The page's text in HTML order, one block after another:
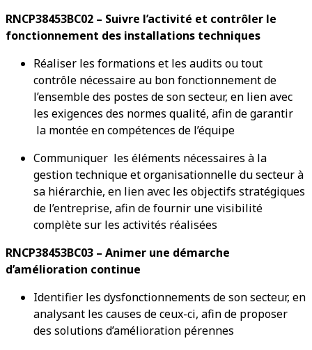
RNCP38453BC02 – Suivre l’activité et contrôler le
fonctionnement des installations techniques
Réaliser les formations et les audits ou tout
contrôle nécessaire au bon fonctionnement de
l’ensemble des postes de son secteur, en lien avec
les exigences des normes qualité, afin de garantir
la montée en compétences de l’équipe
Communiquer les éléments nécessaires à la
gestion technique et organisationnelle du secteur à
sa hiérarchie, en lien avec les objectifs stratégiques
de l’entreprise, afin de fournir une visibilité
complète sur les activités réalisées
RNCP38453BC03 – Animer une démarche
d’amélioration continue
Identifier les dysfonctionnements de son secteur, en
analysant les causes de ceux-ci, afin de proposer
des solutions d’amélioration pérennes